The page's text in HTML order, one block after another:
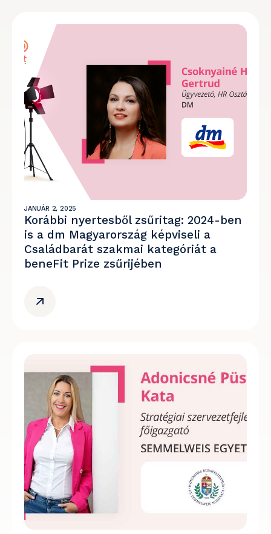
JANUÁR 2, 2025
Korábbi nyertesből zsűritag: 2024-ben
is a dm Magyarország képviseli a
Családbarát szakmai kategóriát a
beneFit Prize zsűrijében